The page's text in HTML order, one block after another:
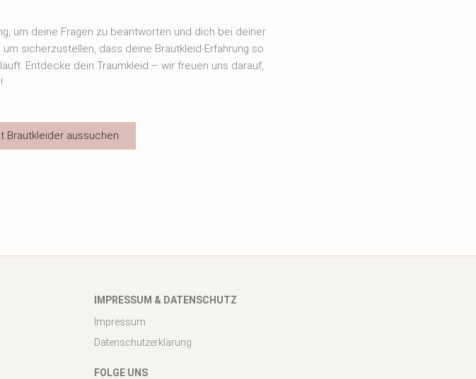
um deine Fragen zu beantworten und dich bei deiner
sicherzustellen, dass deine Brautkleid-Erfahrung so
Entdecke dein Traumkleid – wir freuen uns darauf,
Brautkleider aussuchen
IMPRESSUM & DATENSCHUTZ
Impressum
Datenschutzerklärung
FOLGE UNS